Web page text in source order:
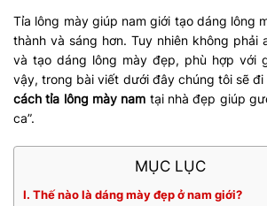
Tỉa lông mày giúp nam giới tạo dáng lông
thành và sáng hơn. Tuy nhiên không phải
và tạo dáng lông mày đẹp, phù hợp với
vậy, trong bài viết dưới đây chúng tôi sẽ
cách tỉa lông mày nam tại nhà đẹp giúp
ca”.
MỤC LỤC
I. Thế nào là dáng mày đẹp ở nam giới?